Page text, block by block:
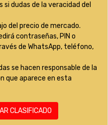
si dudas de la veracidad del
del precio de mercado.
contraseñas, PIN o
de WhatsApp, teléfono,
se hacen responsable de la
que aparece en esta
CLASIFICADO